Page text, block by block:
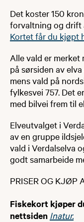
Det koster 150
forvaltning og drift
Kortet får du kjøpt
Alle vald er merket
på sørsiden av
mens vald på
fylkesvei 757. Det
med bilvei frem til
Elveutvalget i
av en gruppe
vald i Verdalselva
godt samarbeide
PRISER OG KJØP
Fiskekort kjøper
nettsiden Inatur.